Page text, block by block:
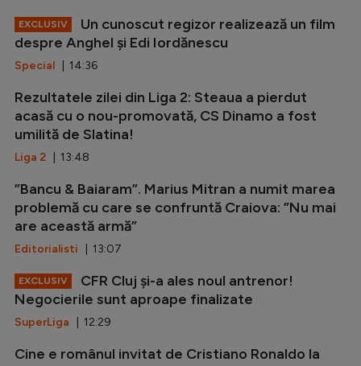
EXCLUSIV
Un cunoscut regizor realizează un film
despre Anghel și Edi Iordănescu
Special | 14:36
Rezultatele zilei din Liga 2: Steaua a pierdut
acasă cu o nou-promovată, CS Dinamo a fost
umilită de Slatina!
Liga 2 | 13:48
”Bancu & Baiaram”. Marius Mitran a numit marea
problemă cu care se confruntă Craiova: ”Nu mai
are această armă”
Editorialisti | 13:07
EXCLUSIV
CFR Cluj și-a ales noul antrenor!
Negocierile sunt aproape finalizate
SuperLiga | 12:29
Cine e românul invitat de Cristiano Ronaldo la